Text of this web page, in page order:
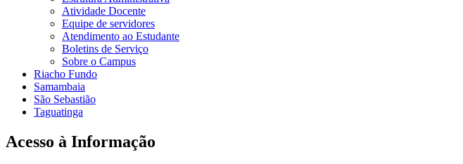
Atividade Docente
Equipe de servidores
Atendimento ao Estudante
Boletins de Serviço
Sobre o Campus
Riacho Fundo
Samambaia
São Sebastião
Taguatinga
Acesso à Informação